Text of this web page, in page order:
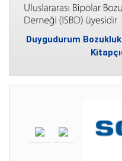
Duygudurum